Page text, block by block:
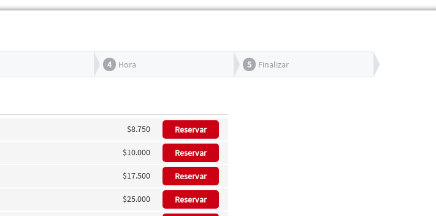
4 Hora 5 Finalizar
$8.750 Reservar
$10.000 Reservar
$17.500 Reservar
$25.000 Reservar